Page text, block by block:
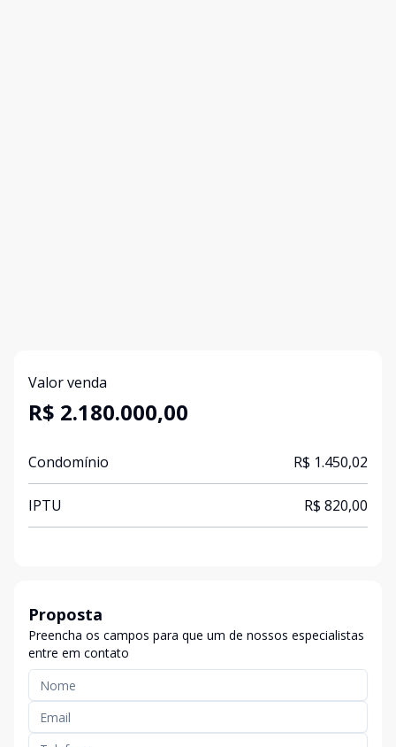
Valor venda
R$ 2.180.000,00
Condomínio R$ 1.450,02
IPTU R$ 820,00
Proposta
Preencha os campos para que um de nossos especialistas
entre em contato